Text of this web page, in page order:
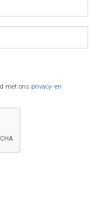
met ons privacy- en